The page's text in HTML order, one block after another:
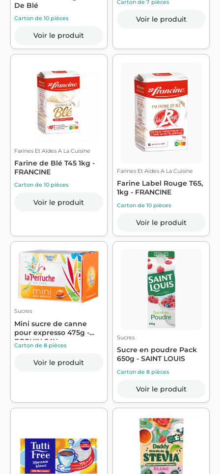
De Blé
Carton de 10 pièces
Voir le produit
Carton de 7 pièces
Voir le produit
Farines Et Aides A La Cuisine
Farine de Blé T45 1kg -
FRANCINE
Carton de 10 pièces
Voir le produit
Farines Et Aides A La Cuisine
Farine Label Rouge T65,
1kg - FRANCINE
Carton de 10 pièces
Voir le produit
Sucres
Mini sucre de canne
pour expresso 475g -
BEGHIN SAY
Carton de 8 pièces
Voir le produit
Sucres
Sucre en poudre Pack
650g - SAINT LOUIS
Carton de 8 pièces
Voir le produit